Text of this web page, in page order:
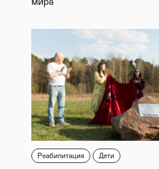
мира
Реабилитация Дети